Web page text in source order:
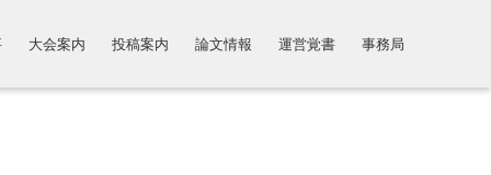
大会案内 投稿案内 論文情報 運営覚書 事務局